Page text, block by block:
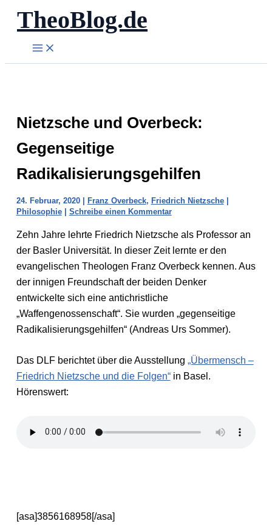
Zum
Inhalt
springen
TheoBlog.de
Nietzsche und Overbeck:
Gegenseitige
Radikalisierungsgehilfen
24. Februar, 2020 | Franz Overbeck, Friedrich Nietzsche|
Philosophie| Schreibe einen Kommentar
Zehn Jahre lehrte Friedrich Nietzsche als Professor an
der Basler Universität. In dieser Zeit lernte er den
evangelischen Theologen Franz Overbeck kennen. Aus
der innigen Freundschaft der beiden Denker
entwickelte sich eine antichristliche
„Waffengenossenschaft“. Sie wurden „gegenseitige
Radikalisierungsgehilfen“ (Andreas Urs Sommer).
Das DLF berichtet über die Ausstellung „Übermensch –
Friedrich Nietzsche und die Folgen“in Basel.
Hörenswert:
[asa]3856168958[/asa]